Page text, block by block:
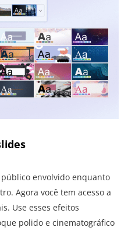
envolvido enquanto
Agora você tem acesso a
Use esses efeitos
polido e cinematográfico